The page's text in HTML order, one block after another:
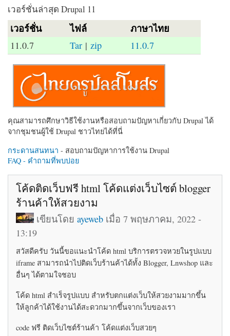
เวอร์ชั่นล่าสุด Drupal 11
เวอร์ชั่น ไฟล์ ภาษาไทย
11.0.7 Tar | zip 11.0.7
คุณสามารถศึกษาวิธีใช้งานหรือสอบถามปัญหาเกี่ยวกับ Drupal ได้
จากชุมชนผู้ใช้ Drupal ชาวไทยได้ที่นี่
กระดานสนทนา - สอบถามปัญหาการใช้งาน Drupal
FAQ - คำถามที่พบบ่อย
โค้ดติดเว็บฟรี html โค้ดแต่งเว็บไซต์ blogger
ร้านค้าให้สวยงาม
เขียนโดยayeweb เมื่อ 7 พฤษภาคม, 2022 -
13:19
สวัสดีครับ วันนี้ขอแนะนำโค้ด html บริการตรวจหวยในรูปแบบ
iframe สามารถนำไปติดเว็บร้านค้าได้ทั้ง Blogger, Lnwshop และ
อื่นๆ ได้ตามใจชอบ
โค้ด html สำเร็จรูปแบบ สำหรับตกแต่งเว็บให้สวยงามมากขึ้น
ให้ลูกค้าได้ใช้งานได้สะดวกมากขึ้นจากเว็บของเรา
code ฟรี ติดเว็บไซต์ร้านค้า โค้ดแต่งเว็บสวยๆ